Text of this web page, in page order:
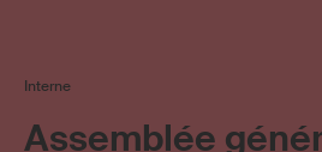
Interne
Assemblée